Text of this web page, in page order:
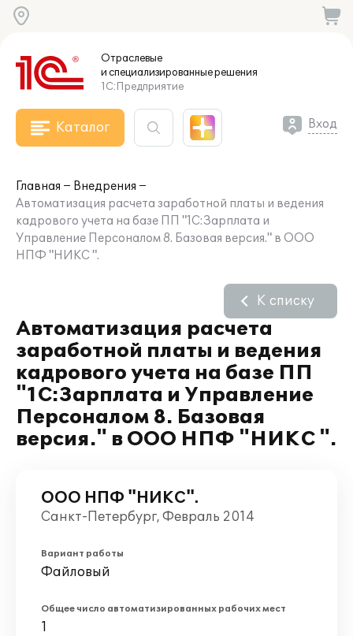
Отраслевые
и специализированныерешения
1С:Предприятие
Каталог Вход
Главная
Внедрения
Автоматизация расчета заработной платы и ведения
кадрового учета на базе ПП "1С:Зарплата и
Управление Персоналом 8. Базовая версия." в ООО
НПФ "НИКС ".
Автоматизация расчета
заработной платы и ведения
кадрового учета на базе ПП
"1С:Зарплата и Управление
Персоналом 8. Базовая
версия." в ООО НПФ "НИКС ".
К списку
ООО НПФ "НИКС".
Санкт-Петербург, Февраль 2014
Вариант работы
Файловый
Общее число автоматизированных рабочих мест
1